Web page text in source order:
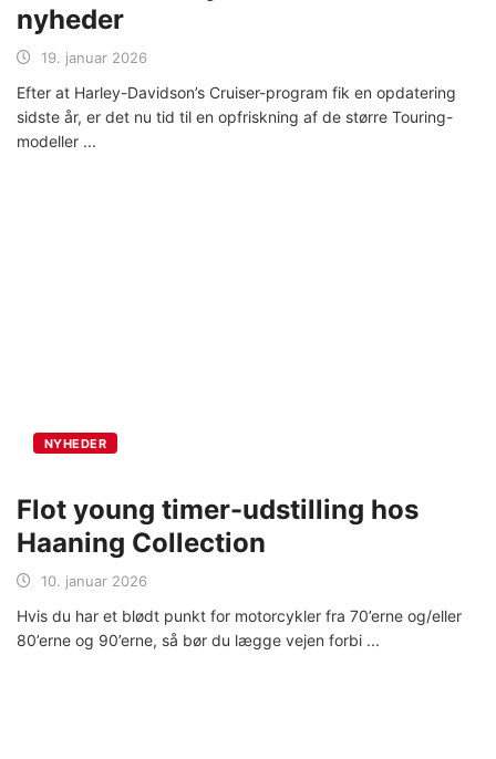
nyheder
19. januar 2026
Efter at Harley-Davidson’s Cruiser-program fik en opdatering
sidste år, er det nu tid til en opfriskning af de større Touring-
modeller
NYHEDER
Flot young timer-udstilling hos
Haaning Collection
10. januar 2026
Hvis du har et blødt punkt for motorcykler fra 70’erne og/eller
80’erne og 90’erne, så bør du lægge vejen forbi